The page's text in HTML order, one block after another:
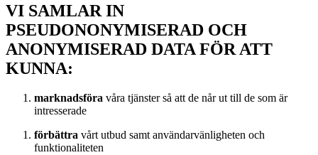
VI SAMLAR IN
PSEUDONONYMISERAD OCH
ANONYMISERAD DATA FÖR ATT
KUNNA:
marknadsföra våra tjänster så att de når ut till de som är
intresserade
förbättra vårt utbud samt användarvänligheten och
funktionaliteten